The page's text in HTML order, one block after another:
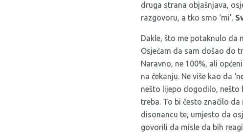
druga strana objašnjava,
razgovoru, a tko smo ‘mi’.
Dakle, što me potaknulo da
Osjećam da sam došao do
Naravno, ne 100%, ali
na čekanju. Ne više kao da
nešto lijepo dogodilo, nešto
treba. To bi često značilo
disonancu te, umjesto da
govorili da misle da bih